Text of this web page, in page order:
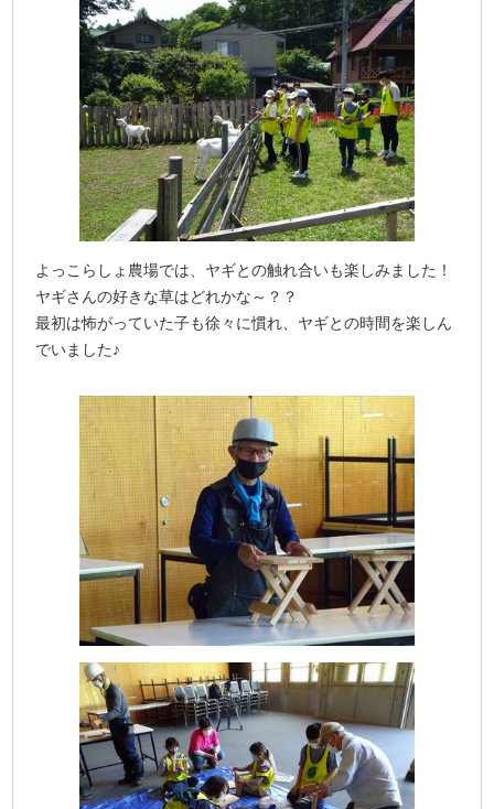
よっこらしょ農場では、ヤギとの触れ合いも楽しみました！
ヤギさんの好きな草はどれかな～？？
最初は怖がっていた子も徐々に慣れ、ヤギとの時間を楽しん
でいました♪